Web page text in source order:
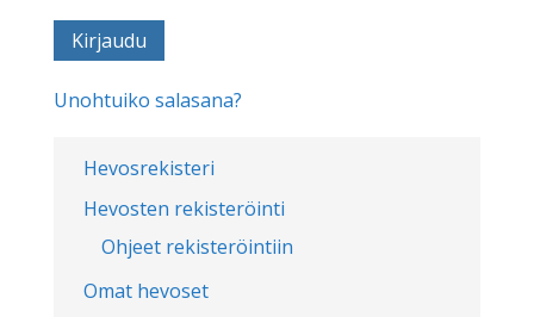
Hevosrekisteri
Hevosten rekisteröinti
Ohjeet rekisteröintiin
Omat hevoset
Unohtuiko salasana?